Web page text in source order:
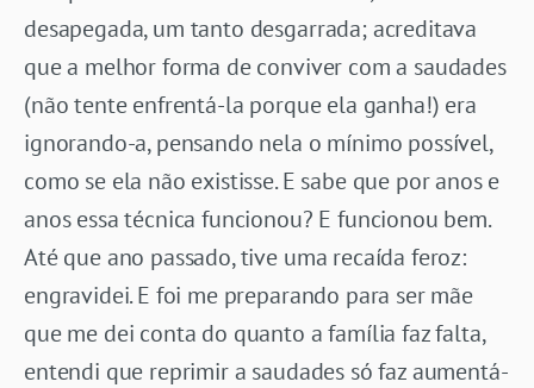
desapegada, um tanto desgarrada; acreditava
que a melhor forma de conviver com a saudades
(não tente enfrentá-la porque ela ganha!) era
ignorando-a, pensando nela o mínimo possível,
como se ela não existisse. E sabe que por anos e
anos essa técnica funcionou? E funcionou bem.
Até que ano passado, tive uma recaída feroz:
engravidei. E foi me preparando para ser mãe
que me dei conta do quanto a família faz falta,
entendi que reprimir a saudades só faz aumentá-